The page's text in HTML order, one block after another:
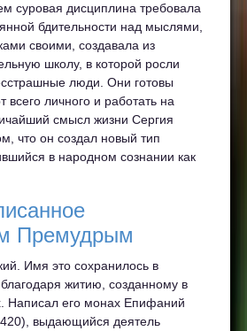
суровая дисциплина требовала
бдительности над мыслями,
своими, создавала из
школу, в которой росли
люди. Они готовы
всего личного и работать на
смысл жизни Сергия
что он создал новый тип
в народном сознании как
Премудрым
Имя это сохранилось в
житию, созданному в
Написал его монах Епифаний
выдающийся деятель